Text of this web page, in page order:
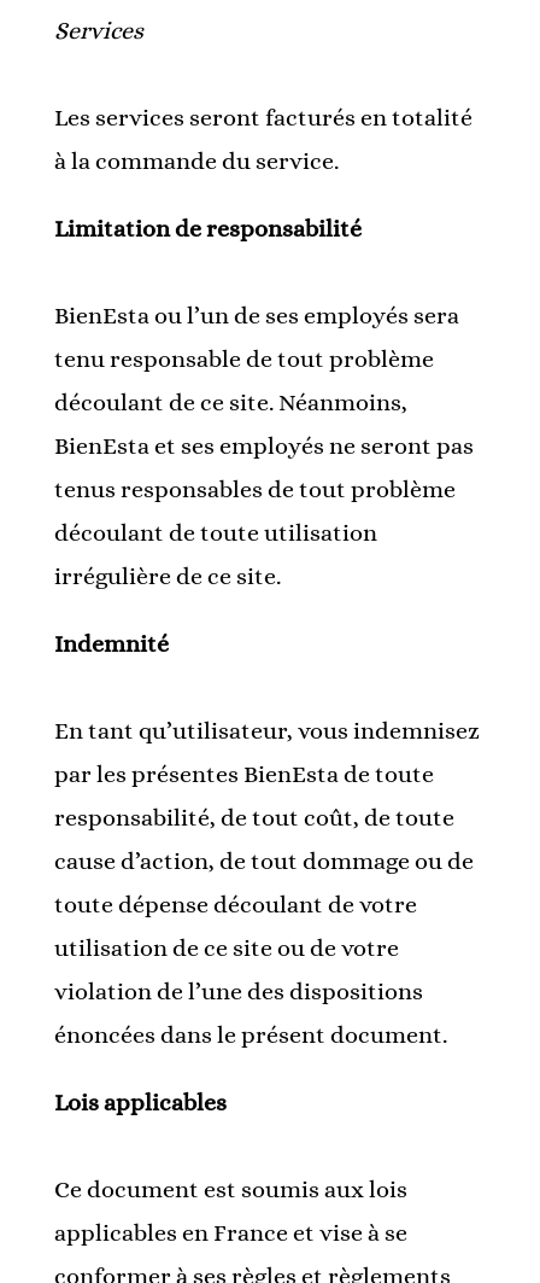
Services
Les services seront facturés en totalité
à la commande du service.
Limitation de responsabilité
BienEsta ou l’un de ses employés sera
tenu responsable de tout problème
découlant de ce site. Néanmoins,
BienEsta et ses employés ne seront pas
tenus responsables de tout problème
découlant de toute utilisation
irrégulière de ce site.
Indemnité
En tant qu’utilisateur, vous indemnisez
par les présentes BienEsta de toute
responsabilité, de tout coût, de toute
cause d’action, de tout dommage ou de
toute dépense découlant de votre
utilisation de ce site ou de votre
violation de l’une des dispositions
énoncées dans le présent document.
Lois applicables
Ce document est soumis aux lois
applicables en France et vise à se
conformer à ses règles et règlements